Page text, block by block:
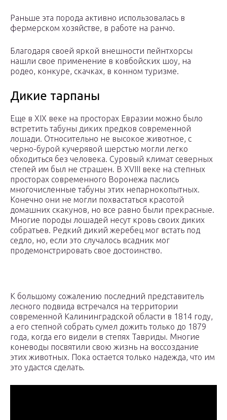
Раньше эта порода активно использовалась в
фермерском хозяйстве, в работе на ранчо.
Благодаря своей яркой внешности пейнтхорсы
нашли свое применение в ковбойских шоу, на
родео, конкуре, скачках, в конном туризме.
Дикие тарпаны
Еще в XIX веке на просторах Евразии можно было
встретить табуны диких предков современной
лошади. Относительно не высокое животное, с
черно-бурой кучерявой шерстью могли легко
обходиться без человека. Суровый климат северных
степей им был не страшен. В XVIII веке на степных
просторах современного Воронежа паслись
многочисленные табуны этих непарнокопытных.
Конечно они не могли похвастаться красотой
домашних скакунов, но все равно были прекрасные.
Многие породы лошадей несут кровь своих диких
собратьев. Редкий дикий жеребец мог встать под
седло, но, если это случалось всадник мог
продемонстрировать свое достоинство.
К большому сожалению последний представитель
лесного подвида встречался на территории
современной Калининградской области в 1814 году,
а его степной собрать сумел дожить только до 1879
года, когда его видели в степях Тавриды. Многие
коневоды посвятили свою жизнь на воссоздание
этих животных. Пока остается только надежда, что им
это удастся сделать.